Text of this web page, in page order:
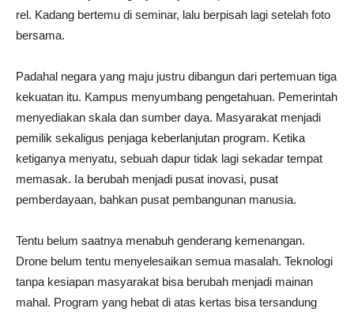
rel. Kadang bertemu di seminar, lalu berpisah lagi setelah foto
bersama.
Padahal negara yang maju justru dibangun dari pertemuan tiga
kekuatan itu. Kampus menyumbang pengetahuan. Pemerintah
menyediakan skala dan sumber daya. Masyarakat menjadi
pemilik sekaligus penjaga keberlanjutan program. Ketika
ketiganya menyatu, sebuah dapur tidak lagi sekadar tempat
memasak. Ia berubah menjadi pusat inovasi, pusat
pemberdayaan, bahkan pusat pembangunan manusia.
Tentu belum saatnya menabuh genderang kemenangan.
Drone belum tentu menyelesaikan semua masalah. Teknologi
tanpa kesiapan masyarakat bisa berubah menjadi mainan
mahal. Program yang hebat di atas kertas bisa tersandung